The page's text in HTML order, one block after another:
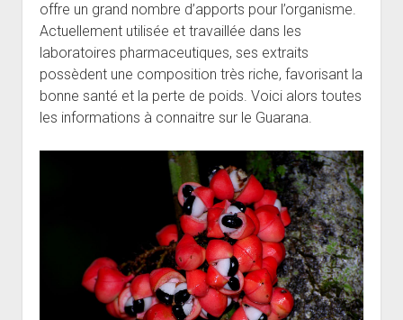
offre un grand nombre d’apports pour l’organisme.
Actuellement utilisée et travaillée dans les
laboratoires pharmaceutiques, ses extraits
possèdent une composition très riche, favorisant la
bonne santé et la perte de poids. Voici alors toutes
les informations à connaitre sur le Guarana.